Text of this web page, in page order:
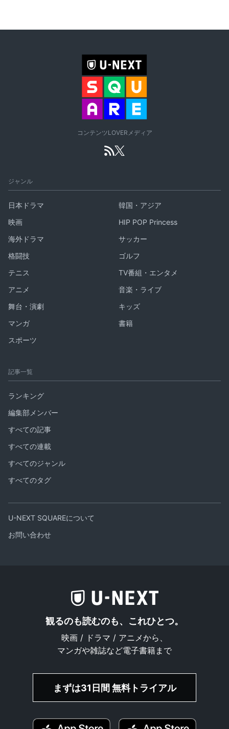
コンテンツLOVERメディア
ジャンル
日本ドラマ
韓国・アジア
映画
HIP POP Princess
海外ドラマ
サッカー
格闘技
ゴルフ
テニス
TV番組・エンタメ
アニメ
音楽・ライブ
舞台・演劇
キッズ
マンガ
書籍
スポーツ
記事一覧
ランキング
編集部メンバー
すべての記事
すべての連載
すべてのジャンル
すべてのタグ
U-NEXT SQUAREについて
お問い合わせ
観るのも読むのも、これひとつ。
映画 / ドラマ / アニメから、
マンガや雑誌など電子書籍まで
まずは31日間 無料トライアル